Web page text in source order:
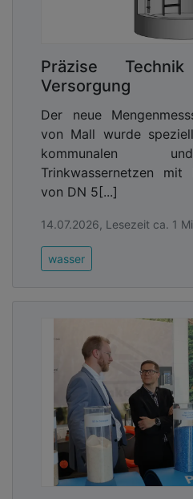
Präzise
Versorgung
Der neue
von Mall wurde
kommunalen
Trinkwassernetzen mit
von DN 5[...]
14.07.2026, Lesezeit ca. 1
wasser